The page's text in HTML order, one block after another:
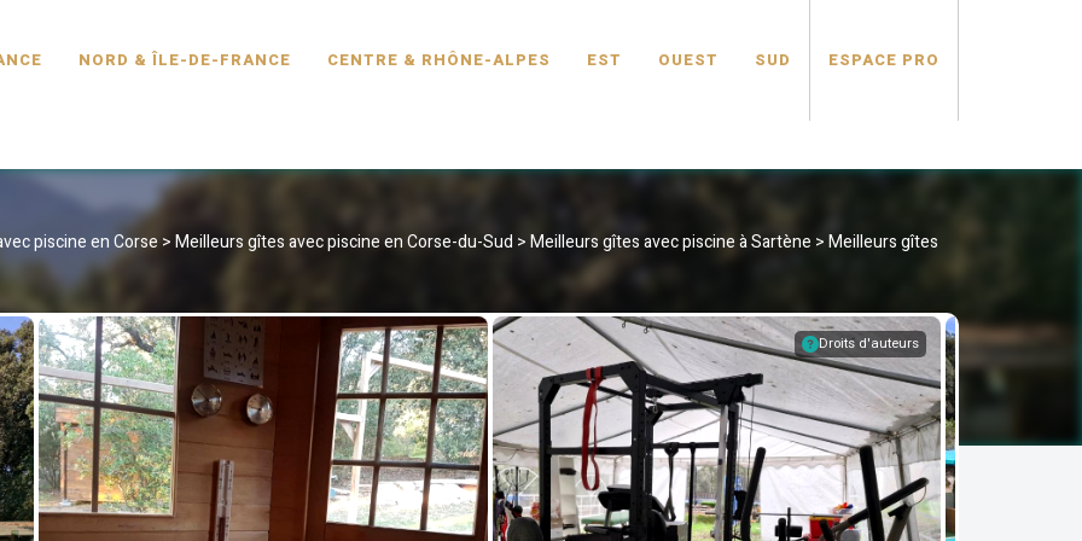
NORD & ÎLE-DE-FRANCE CENTRE & RHÔNE-ALPES EST OUEST SUD ESPACE PRO
piscine en Corse >Meilleurs gîtes avec piscine en Corse-du-Sud >Meilleurs gîtes avec piscine à Sartène >Meilleurs gîtes
Droits d'auteurs